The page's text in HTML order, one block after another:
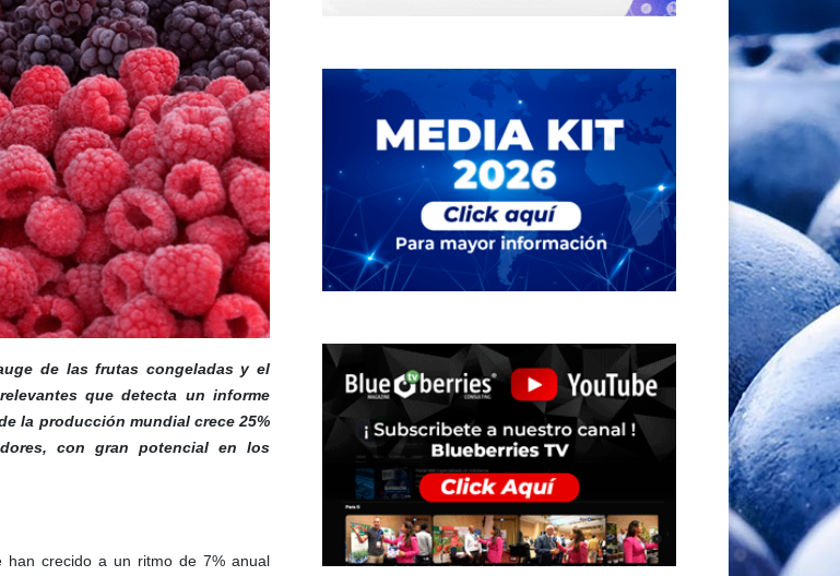
de las frutas congeladas y el
que detecta un informe
la producción mundial crece 25%
con gran potencial en los
han crecido a un ritmo de 7% anual